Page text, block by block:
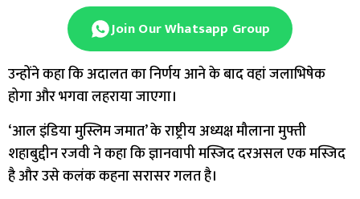
Join Our Whatsapp Group
उन्होंने कहा कि अदालत का निर्णय आने के बाद वहां जलाभिषेक
होगा और भगवा लहराया जाएगा।
‘आल इंडिया मुस्लिम जमात’ के राष्ट्रीय अध्यक्ष मौलाना मुफ्ती
शहाबुद्दीन रजवी ने कहा कि ज्ञानवापी मस्जिद दरअसल एक मस्जिद
है और उसे कलंक कहना सरासर गलत है।